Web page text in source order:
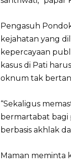
Pengasuh
kejahatan yang
kepercayaan
kasus di Pati
oknum tak
“Sekaligus
bermartabat bagi
berbasis akhlak
Maman